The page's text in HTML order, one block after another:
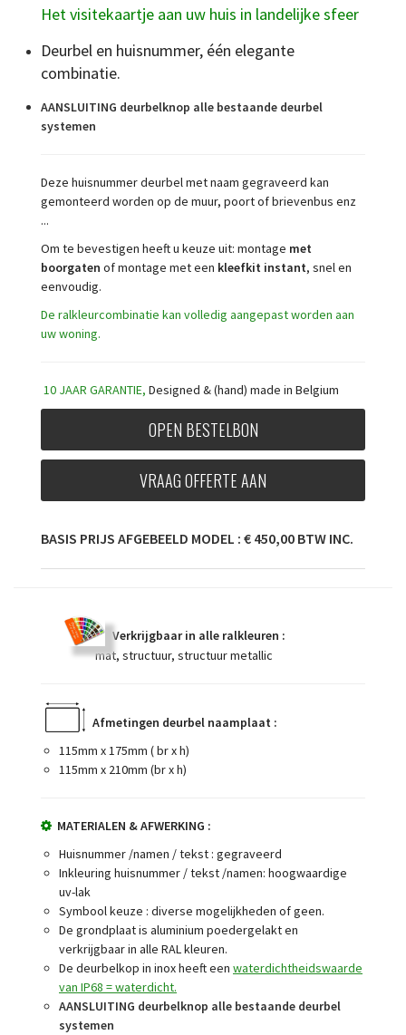
Het visitekaartje aan uw huis in landelijke sfeer
Deurbel en huisnummer, één elegante
combinatie.
AANSLUITING deurbelknop alle bestaande deurbel
systemen
Deze huisnummer deurbel met naam gegraveerd kan
gemonteerd worden op de muur, poort of brievenbus enz
...
Om te bevestigen heeft u keuze uit: montage met
boorgaten of montage met een kleefkit instant, snel en
eenvoudig.
De ralkleurcombinatie kan volledig aangepast worden aan
uw woning.
10 JAAR GARANTIE, Designed & (hand) made in Belgium
OPEN BESTELBON
VRAAG OFFERTE AAN
BASIS PRIJS AFGEBEELD MODEL : € 450,00 BTW INC.
Verkrijgbaar in alle ralkleuren :
mat, structuur, structuur metallic
Afmetingen deurbel naamplaat :
115mm x 175mm ( br x h)
115mm x 210mm (br x h)
MATERIALEN & AFWERKING :
Huisnummer /namen / tekst : gegraveerd
Inkleuring huisnummer / tekst /namen: hoogwaardige
uv-lak
Symbool keuze : diverse mogelijkheden of geen.
De grondplaat is aluminium poedergelakt en
verkrijgbaar in alle RAL kleuren.
De deurbelkop in inox heeft een waterdichtheidswaarde
van IP68 = waterdicht.
AANSLUITING deurbelknop alle bestaande deurbel
systemen